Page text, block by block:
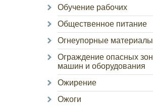
Обучение рабочих
Общественное питание
Огнеупорные материалы
Ограждение опасных зон
машин и оборудования
Ожирение
Ожоги